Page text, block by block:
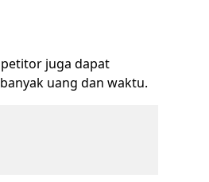
juga dapat
uang dan waktu.